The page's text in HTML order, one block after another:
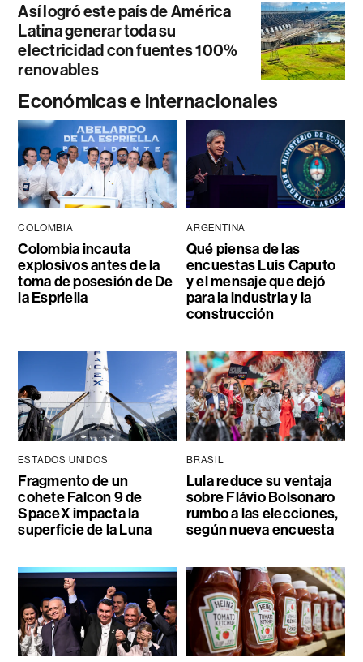
Así logró este país de América
Latina generar toda su
electricidad con fuentes 100%
renovables
Económicas e internacionales
COLOMBIA
Colombia incauta
explosivos antes de la
toma de posesión de De
la Espriella
ARGENTINA
Qué piensa de las
encuestas Luis Caputo
y el mensaje que dejó
para la industria y la
construcción
ESTADOS UNIDOS
Fragmento de un
cohete Falcon 9 de
SpaceX impacta la
superficie de la Luna
BRASIL
Lula reduce su ventaja
sobre Flávio Bolsonaro
rumbo a las elecciones,
según nueva encuesta